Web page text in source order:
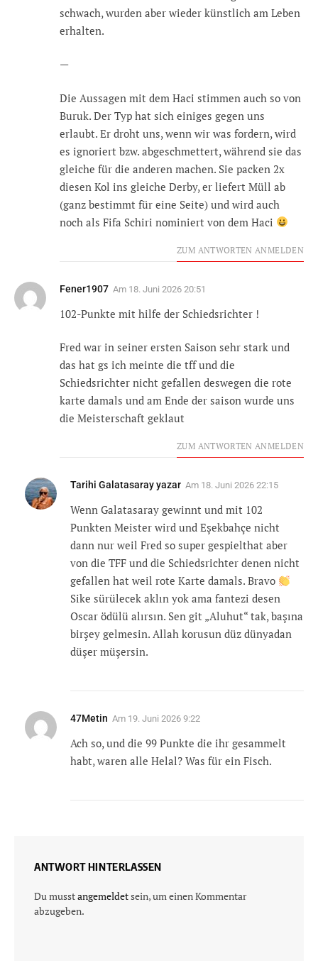
schwach, wurden aber wieder künstlich am Leben
erhalten.
—
Die Aussagen mit dem Haci stimmen auch so von
Buruk. Der Typ hat sich einiges gegen uns
erlaubt. Er droht uns, wenn wir was fordern, wird
es ignoriert bzw. abgeschmettert, während sie das
gleiche für die anderen machen. Sie packen 2x
diesen Kol ins gleiche Derby, er liefert Müll ab
(ganz bestimmt für eine Seite) und wird auch
noch als Fifa Schiri nominiert von dem Haci
ZUM ANTWORTEN ANMELDEN
Fener1907 Am 18. Juni 2026 20:51
102-Punkte mit hilfe der Schiedsrichter !
Fred war in seiner ersten Saison sehr stark und
das hat gs ich meinte die tff und die
Schiedsrichter nicht gefallen deswegen die rote
karte damals und am Ende der saison wurde uns
die Meisterschaft geklaut
ZUM ANTWORTEN ANMELDEN
Tarihi Galatasaray yazar Am 18. Juni 2026 22:15
Wenn Galatasaray gewinnt und mit 102
Punkten Meister wird und Eşekbahçe nicht
dann nur weil Fred so super gespielthat aber
von die TFF und die Schiedsrichter denen nicht
gefallen hat weil rote Karte damals. Bravo
Sike sürülecek aklın yok ama fantezi desen
Oscar ödülü alırsın. Sen git „Aluhut“ tak, başına
birşey gelmesin. Allah korusun düz dünyadan
düşer müşersin.
47Metin Am 19. Juni 2026 9:22
Ach so, und die 99 Punkte die ihr gesammelt
habt, waren alle Helal? Was für ein Fisch.
ANTWORT HINTERLASSEN
Du musstangemeldetsein, um einen Kommentar
abzugeben.